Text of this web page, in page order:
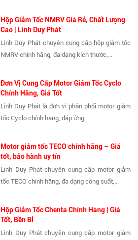
Hộp Giảm Tốc NMRV Giá Rẻ, Chất Lượng
Cao | Linh Duy Phát
Linh Duy Phát chuyên cung cấp hộp giảm tốc
NMRV chính hãng, đa dạng kích thước,...
Đơn Vị Cung Cấp Motor Giảm Tốc Cyclo
Chính Hãng, Giá Tốt
Linh Duy Phát là đơn vị phân phối motor giảm
tốc Cyclo chính hãng, đáp ứng...
Motor giảm tốc TECO chính hãng – Giá
tốt, bảo hành uy tín
Linh Duy Phát chuyên cung cấp motor giảm
tốc TECO chính hãng, đa dạng công suất,...
Hộp Giảm Tốc Chenta Chính Hãng | Giá
Tốt, Bền Bỉ
Linh Duy Phát chuyên cung cấp motor giảm